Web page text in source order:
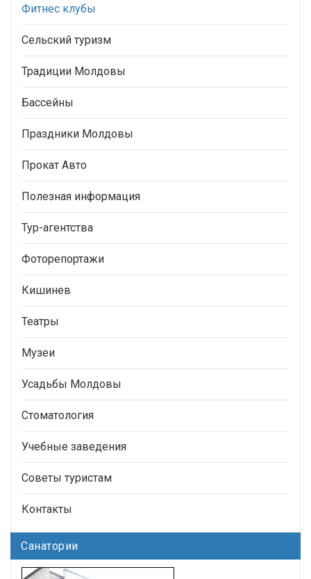
Фитнес клубы
Сельский туризм
Традиции Молдовы
Бассейны
Праздники Молдовы
Прокат Авто
Полезная информация
Тур-агентства
Фоторепортажи
Кишинев
Театры
Музеи
Усадьбы Молдовы
Стоматология
Учебные заведения
Советы туристам
Контакты
Санатории